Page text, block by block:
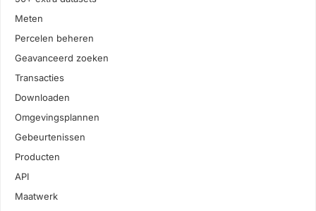
Meten
Percelen beheren
Geavanceerd zoeken
Transacties
Downloaden
Omgevingsplannen
Gebeurtenissen
Producten
API
Maatwerk